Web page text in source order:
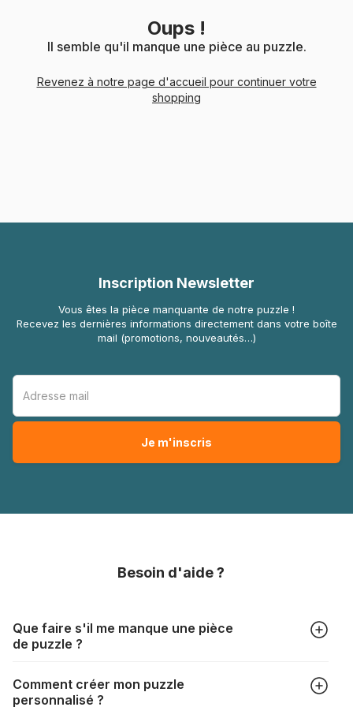
Oups !
Il semble qu'il manque une pièce au puzzle.
Revenez à notre page d'accueil pour continuer votre
shopping
Inscription Newsletter
Vous êtes la pièce manquante de notre puzzle !
Recevez les dernières informations directement dans votre boîte
mail (promotions, nouveautés…)
Besoin d'aide ?
Que faire s'il me manque une pièce
de puzzle ?
grand soin, mais il peut quand même arriver qu'il vous
manque une pièce. Chaque fabricant a sa propre procédure
Comment créer mon puzzle
personnalisé ?